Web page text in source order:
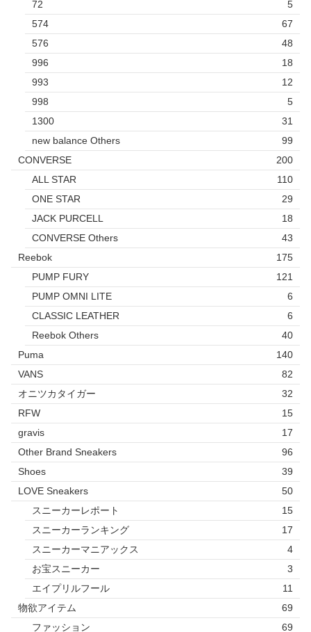
72
5
574
67
576
48
996
18
993
12
998
5
1300
31
new balance Others
99
CONVERSE
200
ALL STAR
110
ONE STAR
29
JACK PURCELL
18
CONVERSE Others
43
Reebok
175
PUMP FURY
121
PUMP OMNI LITE
6
CLASSIC LEATHER
6
Reebok Others
40
Puma
140
VANS
82
オニツカタイガー
32
RFW
15
gravis
17
Other Brand Sneakers
96
Shoes
39
LOVE Sneakers
50
スニーカーレポート
15
スニーカーランキング
17
スニーカーマニアックス
4
お宝スニーカー
3
エイプリルフール
11
物欲アイテム
69
ファッション
69